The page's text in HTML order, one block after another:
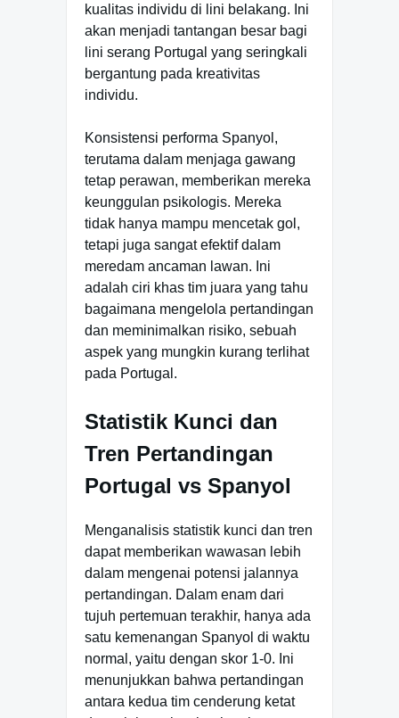
kualitas individu di lini belakang. Ini
akan menjadi tantangan besar bagi
lini serang Portugal yang seringkali
bergantung pada kreativitas
individu.
Konsistensi performa Spanyol,
terutama dalam menjaga gawang
tetap perawan, memberikan mereka
keunggulan psikologis. Mereka
tidak hanya mampu mencetak gol,
tetapi juga sangat efektif dalam
meredam ancaman lawan. Ini
adalah ciri khas tim juara yang tahu
bagaimana mengelola pertandingan
dan meminimalkan risiko, sebuah
aspek yang mungkin kurang terlihat
pada Portugal.
Statistik Kunci dan
Tren Pertandingan
Portugal vs Spanyol
Menganalisis statistik kunci dan tren
dapat memberikan wawasan lebih
dalam mengenai potensi jalannya
pertandingan. Dalam enam dari
tujuh pertemuan terakhir, hanya ada
satu kemenangan Spanyol di waktu
normal, yaitu dengan skor 1-0. Ini
menunjukkan bahwa pertandingan
antara kedua tim cenderung ketat